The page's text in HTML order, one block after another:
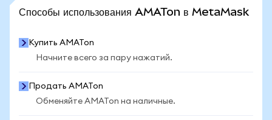
Способы использования AMATon в MetaMask
Купить AMATon
Начните всего за пару нажатий.
Продать AMATon
Обменяйте AMATon на наличные.